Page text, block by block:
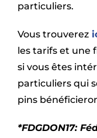
particuliers.
Vous trouverez
les tarifs et une
si vous êtes
particuliers qui
pins
*FDGDON17: